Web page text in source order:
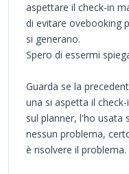
aspettare il check-in
di evitare ovebooking
si generano.
Spero di essermi
Guarda se la
una si aspetta il
sul planner, l'ho usata
nessun problema,
è risolvere il problema.